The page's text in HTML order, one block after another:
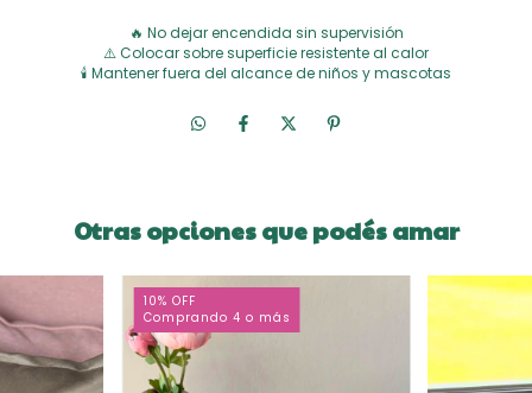
🔥 No dejar encendida sin supervisión
⚠️ Colocar sobre superficie resistente al calor
🕯️ Mantener fuera del alcance de niños y mascotas
Otras opciones que podés amar
10% OFF
Comprando 4 o más